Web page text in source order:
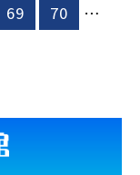
69 70
…